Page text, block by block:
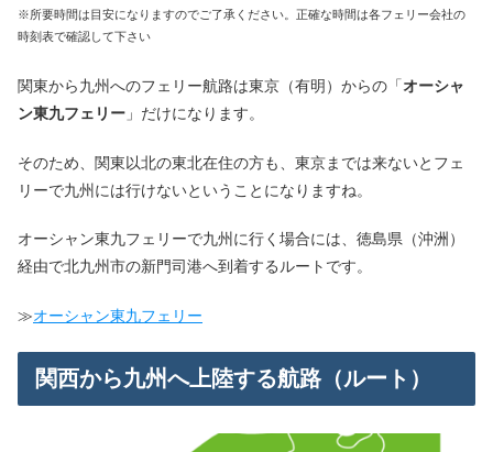
※所要時間は目安になりますのでご了承ください。正確な時間は各フェリー会社の
時刻表で確認して下さい
関東から九州へのフェリー航路は東京（有明）からの「 オーシャ
ン東九フェリー 」だけになります。
そのため、関東以北の東北在住の方も、東京までは来ないとフェ
リーで九州には行けないということになりますね。
オーシャン東九フェリーで九州に行く場合には、徳島県（沖洲）
経由で北九州市の新門司港へ到着するルートです。
≫オーシャン東九フェリー
関西から九州へ上陸する航路（ルート）